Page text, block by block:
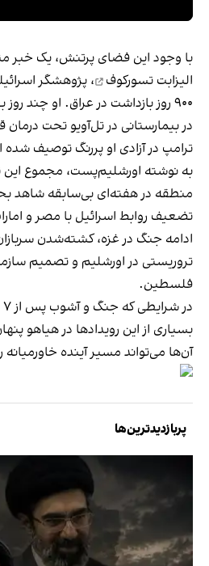
با وجود این فضای پرتنش، یک خبر
الیزابت تسورکوف
، پژوهشگر
۹۰۰ روز بازداشت در عراق. او چند
در بیمارستانی در تل‌آویو تحت
ترامپ در آزادی او پررنگ توصیف
به نوشته اورشلیم‌پست، مجموع
منطقه در هفته‌ای بی‌سابقه شاهد
تضعیف روابط اسرائیل با مصر و
ادامه جنگ در غزه، کشته‌شدن
تروریستی در اورشلیم و تصمیم
فلسطین.
بسیاری از این رویدادها در هیاهو
آن‌ها می‌تواند مسیر آینده خاورمیانه
پربازدیدترین‌ها